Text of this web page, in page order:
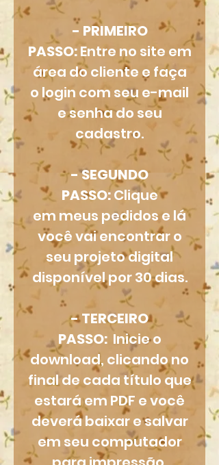
- PRIMEIRO
PASSO:Entre no site em
área do cliente e faça
o login com seu e-mail
e senha do seu
cadastro.
- SEGUNDO
PASSO:Clique
em meus pedidos e lá
você vai encontrar o
seu projeto digital
disponível por 30 dias.
- TERCEIRO
PASSO:Inicie o
download, clicando no
final de cada título que
estará em PDF e você
deverá baixar e salvar
em seu computador